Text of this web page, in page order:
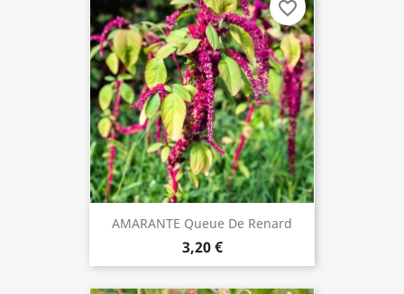
AMARANTE Queue De Renard
3,20 €
favorite_border